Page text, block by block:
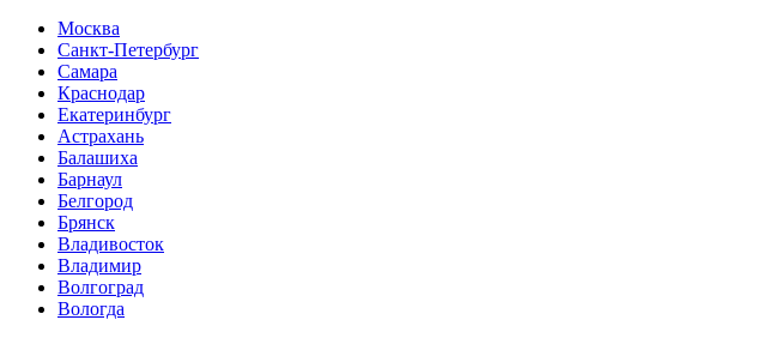
Москва
Санкт-Петербург
Самара
Краснодар
Екатеринбург
Астрахань
Балашиха
Барнаул
Белгород
Брянск
Владивосток
Владимир
Волгоград
Вологда